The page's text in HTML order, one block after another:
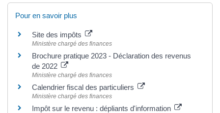
Pour en savoir plus
Site des impôts
Ministère chargé des finances
Brochure pratique 2023 - Déclaration des revenus
de 2022
Ministère chargé des finances
Calendrier fiscal des particuliers
Ministère chargé des finances
Impôt sur le revenu : dépliants d'information